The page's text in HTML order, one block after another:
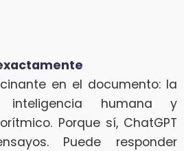
en el documento: la
inteligencia humana y
Porque sí, ChatGPT
Puede responder